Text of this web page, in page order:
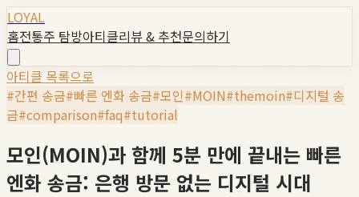
LOYAL
홈전통주 탐방아티클리뷰 & 추천문의하기
아티클 목록으로
#간편 송금#빠른 엔화 송금#모인#MOIN#themoin#디지털 송
금#comparison#faq#tutorial
모인(MOIN)과 함께 5분 만에 끝내는 빠른
엔화 송금: 은행 방문 없는 디지털 시대